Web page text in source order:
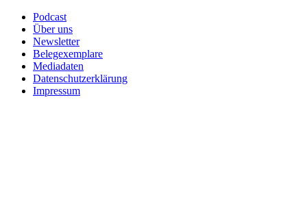
Podcast
Über uns
Newsletter
Belegexemplare
Mediadaten
Datenschutzerklärung
Impressum